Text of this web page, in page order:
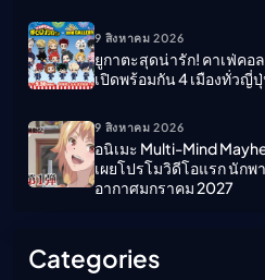
9 สิงหาคม 2026
ยูกาตะสุดน่ารัก! คาเฟ่คอ
เปิดพร้อมกัน 4 เมืองทั่วญี่
9 สิงหาคม 2026
อนิเมะ Multi-Mind
เผยโปรโมวิดีโอแรก นัก
อากาศมกราคม 2027
Categories